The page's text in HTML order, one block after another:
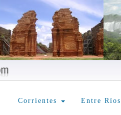
Corrientes Entre Ríos